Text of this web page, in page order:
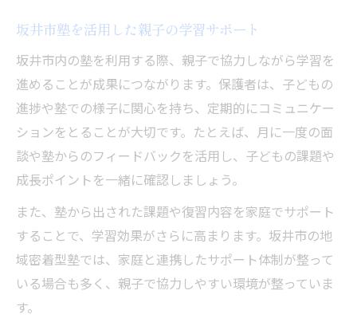
坂井市塾を活用した親子の学習サポート
坂井市内の塾を利用する際、親子で協力しながら学習を
進めることが成果につながります。保護者は、子どもの
進捗や塾での様子に関心を持ち、定期的にコミュニケー
ションをとることが大切です。たとえば、月に一度の面
談や塾からのフィードバックを活用し、子どもの課題や
成長ポイントを一緒に確認しましょう。
また、塾から出された課題や復習内容を家庭でサポート
することで、学習効果がさらに高まります。坂井市の地
域密着型塾では、家庭と連携したサポート体制が整って
いる場合も多く、親子で協力しやすい環境が整っていま
す。